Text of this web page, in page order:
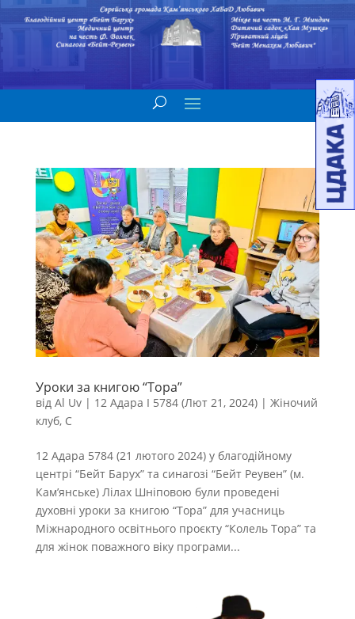
Уроки за книгою “Тора”
від Al Uv| 12 Адара I 5784 (Лют 21, 2024)| Жіночий
клуб, С
12 Адара 5784 (21 лютого 2024) у благодійному
центрі “Бейт Барух” та синагозі “Бейт Реувен” (м.
Кам’янське) Лілах Шніповою були проведені
духовні уроки за книгою “Тора” для учасниць
Міжнародного освітнього проєкту “Колель Тора” та
для жінок поважного віку програми...